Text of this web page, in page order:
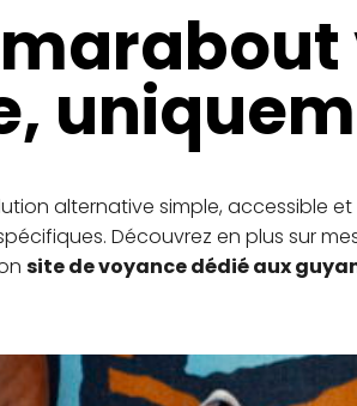
alternative simple, accessible
Découvrez en plus sur
site de voyance dédié aux